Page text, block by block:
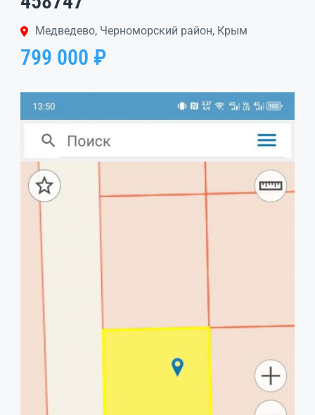
Медведево, Черноморский район, Крым
799 000 ₽